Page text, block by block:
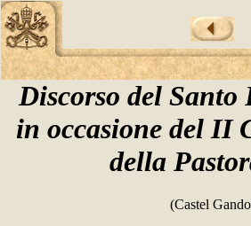
Discorso del
in occasione del II
della
(Castel